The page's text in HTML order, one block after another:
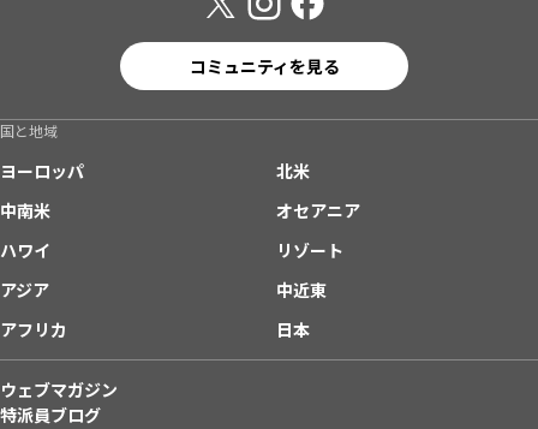
コミュニティを見る
国と地域
ヨーロッパ
北米
中南米
オセアニア
ハワイ
リゾート
アジア
中近東
アフリカ
日本
ウェブマガジン
特派員ブログ